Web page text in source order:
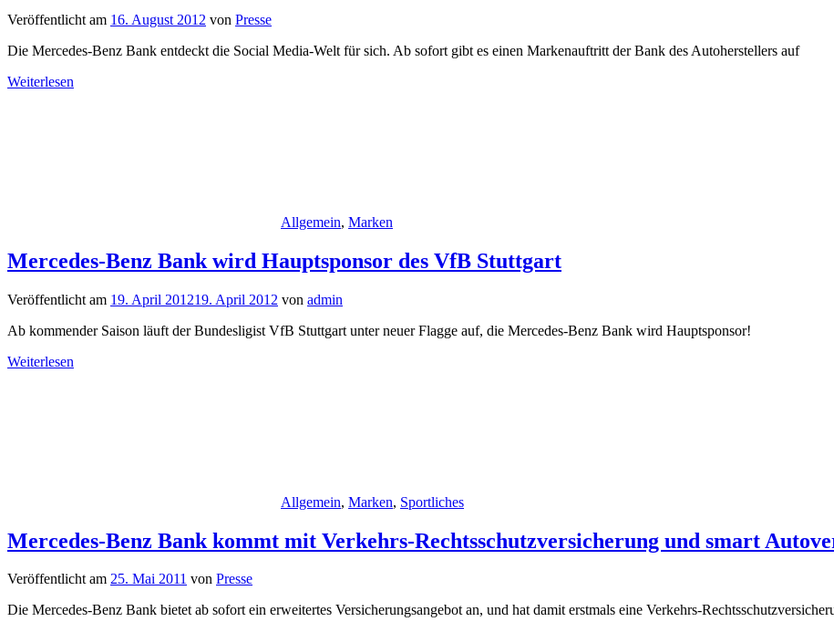
Veröffentlicht am 16. August 2012 von Presse
Die Mercedes-Benz Bank entdeckt die Social Media-Welt für sich. Ab sofort gibt es einen Markenauftritt der Bank des Autoherstellers auf
Weiterlesen
Allgemein, Marken
Mercedes-Benz Bank wird Hauptsponsor des VfB Stuttgart
Veröffentlicht am 19. April 201219. April 2012 von admin
Ab kommender Saison läuft der Bundesligist VfB Stuttgart unter neuer Flagge auf, die Mercedes-Benz Bank wird Hauptsponsor!
Weiterlesen
Allgemein, Marken, Sportliches
Mercedes-Benz Bank kommt mit Verkehrs-Rechtsschutzversicherung und smart
Veröffentlicht am 25. Mai 2011 von Presse
Die Mercedes-Benz Bank bietet ab sofort ein erweitertes Versicherungsangebot an, und hat damit erstmals eine Verkehrs-